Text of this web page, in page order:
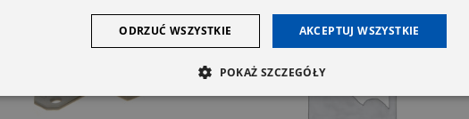
AKCEPTUJ WSZYSTKIE
ODRZUĆ WSZYSTKIE
POKAŻ SZCZEGÓŁY